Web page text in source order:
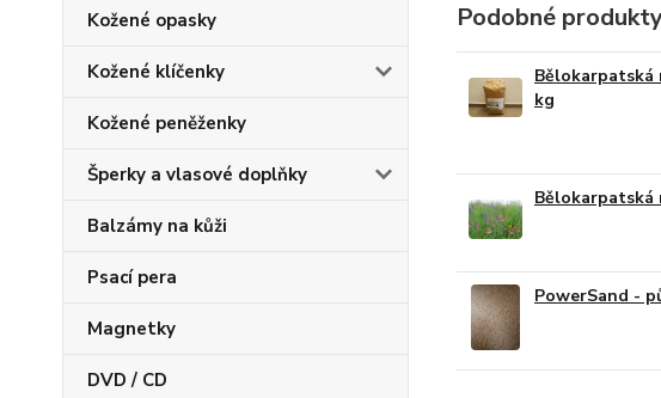
Kožené opasky
Kožené klíčenky
Kožené peněženky
Šperky a vlasové doplňky
Balzámy na kůži
Psací pera
Magnetky
DVD / CD
Podobné
Bělokarpatská
kg
Bělokarpatská
PowerSand -